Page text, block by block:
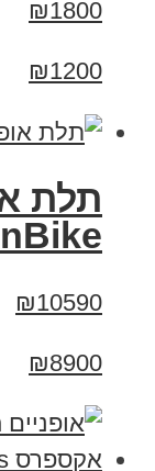
₪1800
₪1200
תלת
₪10590
₪8900